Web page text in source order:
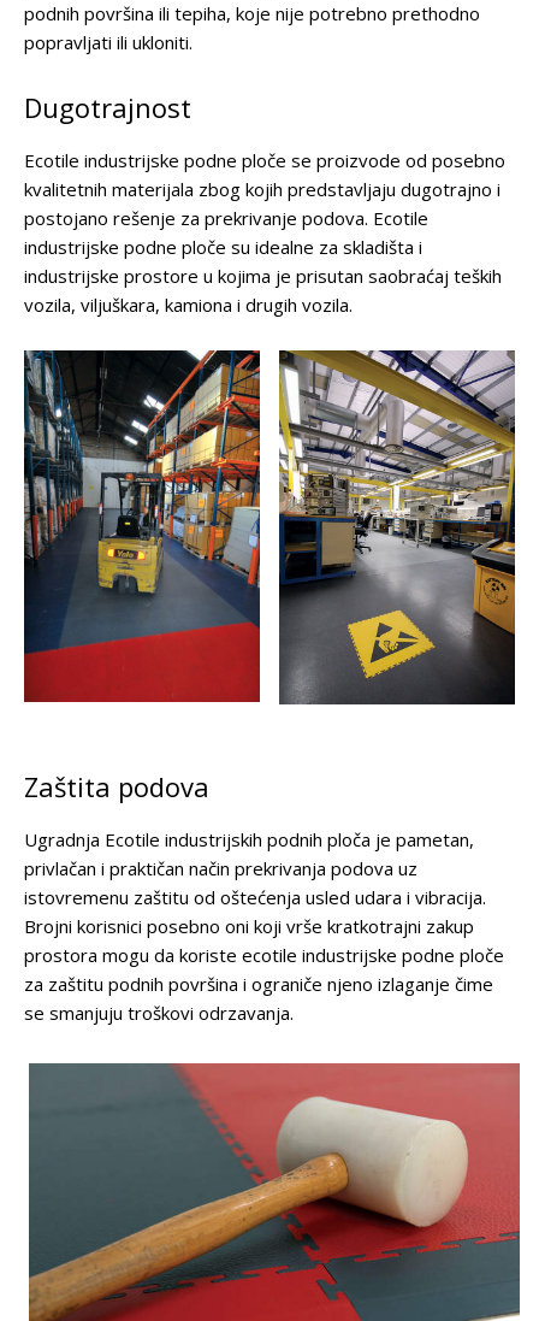
podnih površina ili tepiha, koje nije potrebno prethodno
popravljati ili ukloniti.
Dugotrajnost
Ecotile industrijske podne ploče se proizvode od posebno
kvalitetnih materijala zbog kojih predstavljaju dugotrajno i
postojano rešenje za prekrivanje podova. Ecotile
industrijske podne ploče su idealne za skladišta i
industrijske prostore u kojima je prisutan saobraćaj teških
vozila, viljuškara, kamiona i drugih vozila.
Zaštita podova
Ugradnja Ecotile industrijskih podnih ploča je pametan,
privlačan i praktičan način prekrivanja podova uz
istovremenu zaštitu od oštećenja usled udara i vibracija.
Brojni korisnici posebno oni koji vrše kratkotrajni zakup
prostora mogu da koriste ecotile industrijske podne ploče
za zaštitu podnih površina i ograniče njeno izlaganje čime
se smanjuju troškovi odrzavanja.